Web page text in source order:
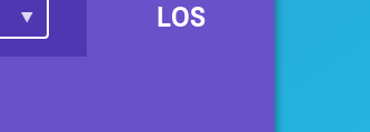
LOS